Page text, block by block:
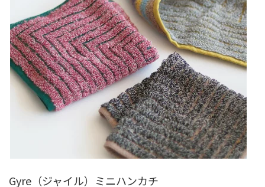
Gyre（ジャイル）ミニハンカチ